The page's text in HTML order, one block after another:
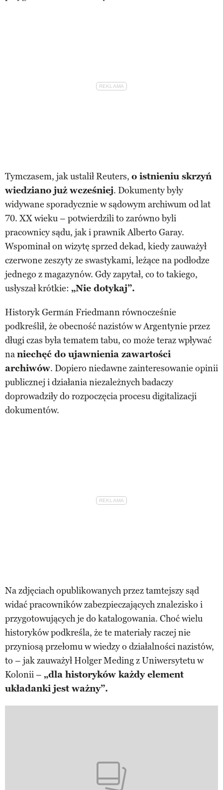
Tymczasem, jak ustalił Reuters, o istnieniu skrzyń
wiedziano już wcześniej. Dokumenty były
widywane sporadycznie w sądowym archiwum od lat
70. XX wieku – potwierdzili to zarówno byli
pracownicy sądu, jak i prawnik Alberto Garay.
Wspominał on wizytę sprzed dekad, kiedy zauważył
czerwone zeszyty ze swastykami, leżące na podłodze
jednego z magazynów. Gdy zapytał, co to takiego,
usłyszał krótkie: „Nie dotykaj”.
Historyk Germán Friedmann równocześnie
podkreślił, że obecność nazistów w Argentynie przez
długi czas była tematem tabu, co może teraz wpływać
naniechęć do ujawnienia zawartości
archiwów. Dopiero niedawne zainteresowanie opinii
publicznej i działania niezależnych badaczy
doprowadziły do rozpoczęcia procesu digitalizacji
dokumentów.
Na zdjęciach opublikowanych przez tamtejszy sąd
widać pracowników zabezpieczających znalezisko i
przygotowujących je do katalogowania. Choć wielu
historyków podkreśla, że te materiały raczej nie
przyniosą przełomu w wiedzy o działalności nazistów,
to – jak zauważył Holger Meding z Uniwersytetu w
Kolonii – „dla historyków każdy element
układanki jest ważny”.